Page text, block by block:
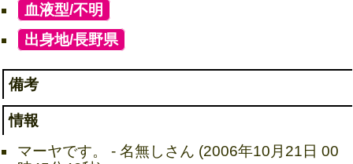
血液型/不明
出身地/長野県]
備考
情報
マーヤです。 - 名無しさん (2006年10月21日 00